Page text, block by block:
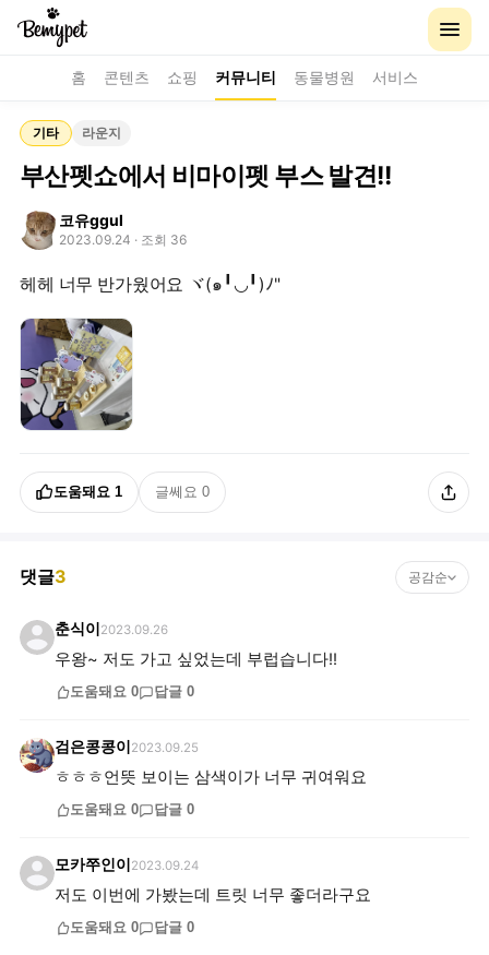
홈 콘텐츠 쇼핑 커뮤니티 동물병원 서비스
기타 라운지
부산펫쇼에서 비마이펫 부스 발견!!
코유ggul
2023.09.24 · 조회 36
헤헤 너무 반가웠어요 ヾ(๑╹◡╹)ﾉ"
도움돼요 1 글쎄요 0
댓글3 공감순
춘식이 2023.09.26
우왕~ 저도 가고 싶었는데 부럽습니다!!
도움돼요 0 답글 0
검은콩콩이 2023.09.25
ㅎㅎㅎ언뜻 보이는 삼색이가 너무 귀여워요
도움돼요 0 답글 0
모카쭈인이 2023.09.24
저도 이번에 가봤는데 트릿 너무 좋더라구요
도움돼요 0 답글 0